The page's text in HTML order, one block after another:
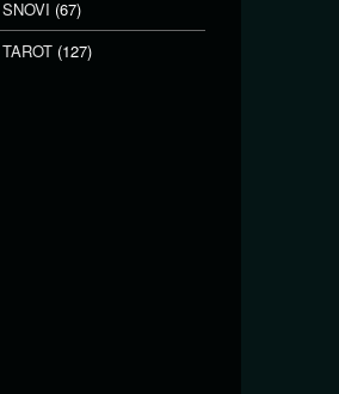
SNOVI (67)
TAROT (127)